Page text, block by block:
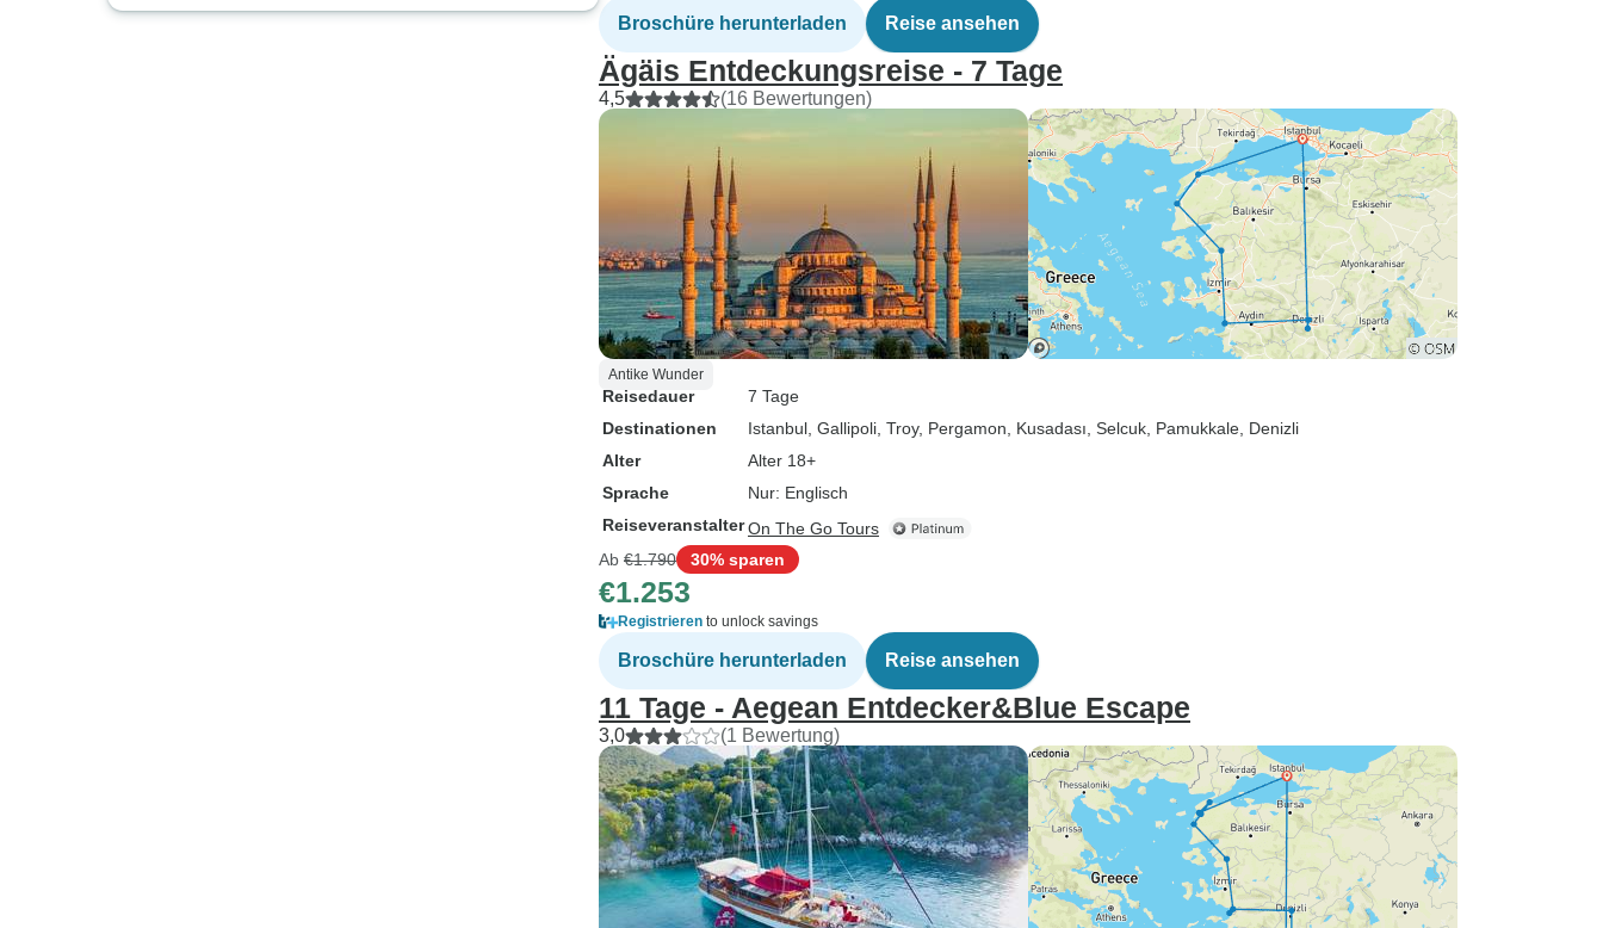
Broschüre herunterladen Reise ansehen
Ägäis Entdeckungsreise - 7 Tage
4,5 (16 Bewertungen)
Antike Wunder
Reisedauer
7 Tage
Destinationen
Istanbul , Gallipoli , Troy, Pergamon , Kusadası , Selcuk , Pamukkale , Denizli
Alter
Alter 18+
Sprache
Nur: Englisch
ReiseveranstalterOn The Go Tours
Ab €1.790 30% sparen
€1.253
Registrieren to unlock savings
Broschüre herunterladen Reise ansehen
11 Tage - Aegean Entdecker&Blue Escape
3,0 (1 Bewertung)